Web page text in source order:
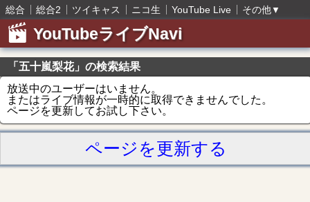
総合 総合2 ツイキャス ニコ生 YouTube Live その他▼
YouTubeライブNavi
「五十嵐梨花」の検索結果
放送中のユーザーはいません。
またはライブ情報が一時的に取得できませんでした。
ページを更新してお試し下さい。
ページを更新する